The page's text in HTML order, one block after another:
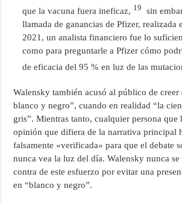
que la vacuna fuera ineficaz, 19
sin
llamada de ganancias de Pfizer, realizada
2021, un analista financiero fue lo
como para preguntarle a Pfizer cómo
de eficacia del 95 % en luz de las
Walensky también acusó al público de creer
blanco y negro”, cuando en realidad “la
gris”. Mientras tanto, cualquier persona que
opinión que difiera de la narrativa principal
falsamente «verificada» para que el debate
nunca vea la luz del día. Walensky nunca
contra de este esfuerzo por evitar una
en “blanco y negro”.